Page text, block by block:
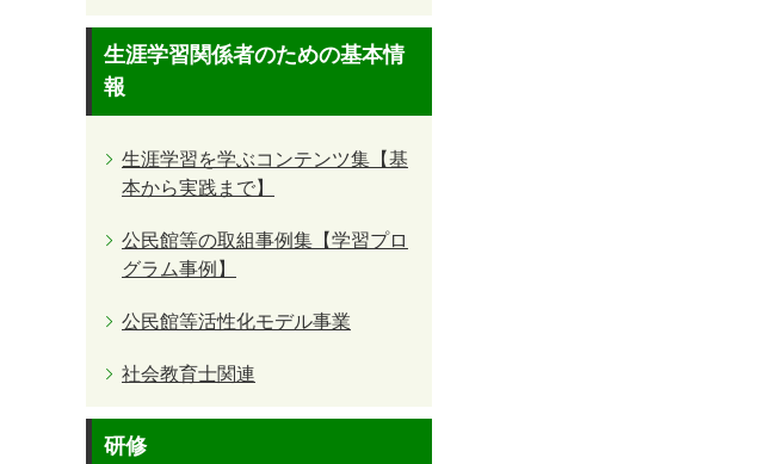
生涯学習関係者のための基本情
報
生涯学習を学ぶコンテンツ集【基
本から実践まで】
公民館等の取組事例集【学習プロ
グラム事例】
公民館等活性化モデル事業
社会教育士関連
研修